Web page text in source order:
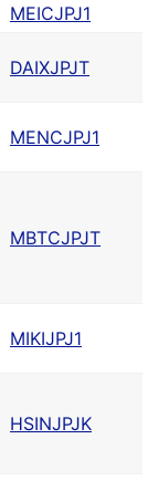
MEICJPJ1
DAIXJPJT
MENCJPJ1
MBTCJPJT
MIKIJPJ1
HSINJPJK